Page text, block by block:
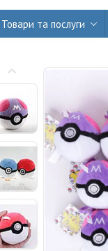
Товари та послуги